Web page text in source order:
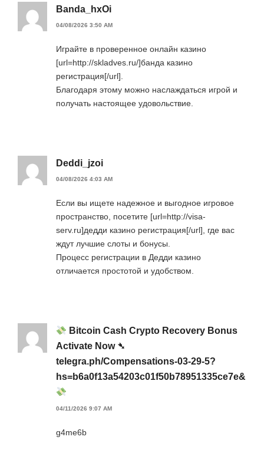
Banda_hxOi
04/08/2026 3:50 AM
Играйте в проверенное онлайн казино
[url=http://skladves.ru/]банда казино
регистрация[/url].
Благодаря этому можно наслаждаться игрой и
получать настоящее удовольствие.
Deddi_jzoi
04/08/2026 4:03 AM
Если вы ищете надежное и выгодное игровое
пространство, посетите [url=http://visa-
serv.ru]дедди казино регистрация[/url], где вас
ждут лучшие слоты и бонусы.
Процесс регистрации в Дедди казино
отличается простотой и удобством.
Bitcoin Cash Crypto Recovery Bonus
Activate Now ➴
telegra.ph/Compensations-03-29-5?
hs=b6a0f13a54203c01f50b78951335ce7e&
04/11/2026 9:07 AM
g4me6b